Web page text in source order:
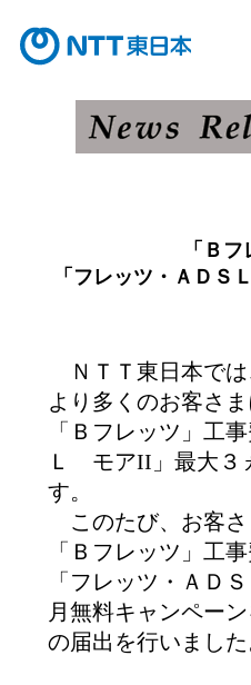
「Ｂ
「フレッツ・ＡＤＳ
ＮＴＴ東日本では
より多くのお客さ
「Ｂフレッツ」工
Ｌ モアII」最大３
す。
このたび、お客さ
「Ｂフレッツ」工
「フレッツ・ＡＤ
月無料キャンペー
の届出を行いました